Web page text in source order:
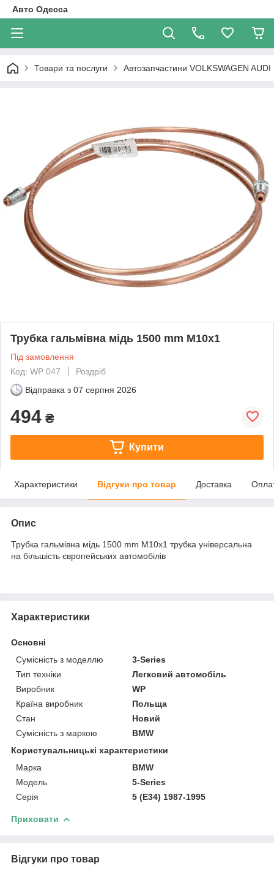
Авто Одесса
Товари та послуги Автозапчастини VOLKSWAGEN AUDI
Трубка гальмівна мідь 1500 mm M10x1
Під замовлення
Код: WP 047
Роздріб
Відправка з 07 серпня 2026
494 ₴
Купити
Характеристики Відгуки про товар Доставка
Опис
Трубка гальмівна мідь 1500 mm M10x1 трубка універсальна
на більшість європейських автомобілів
Характеристики
Основні
Сумісність з моделлю
3-Series
Тип техніки
Легковий автомобіль
Виробник
WP
Країна виробник
Польща
Стан
Новий
Сумісність з маркою
BMW
Користувальницькі характеристики
Марка
BMW
Модель
5-Series
Серія
5 (E34) 1987-1995
Приховати
Відгуки про товар